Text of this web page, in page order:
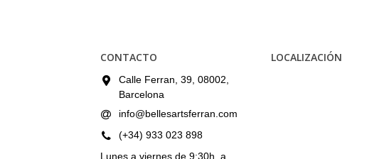
CONTACTO
Calle Ferran, 39, 08002,
Barcelona
info@bellesartsferran.com
(+34) 933 023 898
Lunes a viernes de 9:30h. a
LOCALIZACIÓN